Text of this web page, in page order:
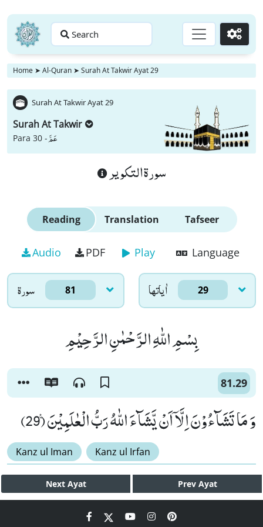
Search Go
Home ➤ Al-Quran ➤ Surah At Takwir Ayat 29
Surah At Takwir Ayat 29
Surah At Takwir
Para 30 -عَمَّ
سورة التكوير
Reading Translation Tafseer
Audio PDF Play Language
سورۃ 81 اٰياتها 29
بِسْمِ اللّٰهِ الرَّحْمٰنِ الرَّحِیْمِ
81.29
وَ مَا تَشَآءُوْنَ اِلَّاۤ اَنْ یَّشَآءَ اللّٰهُ رَبُّ الْعٰلَمِیْنَ۠ (29)
Kanz ul Iman Kanz ul Irfan
Next Ayat Prev Ayat